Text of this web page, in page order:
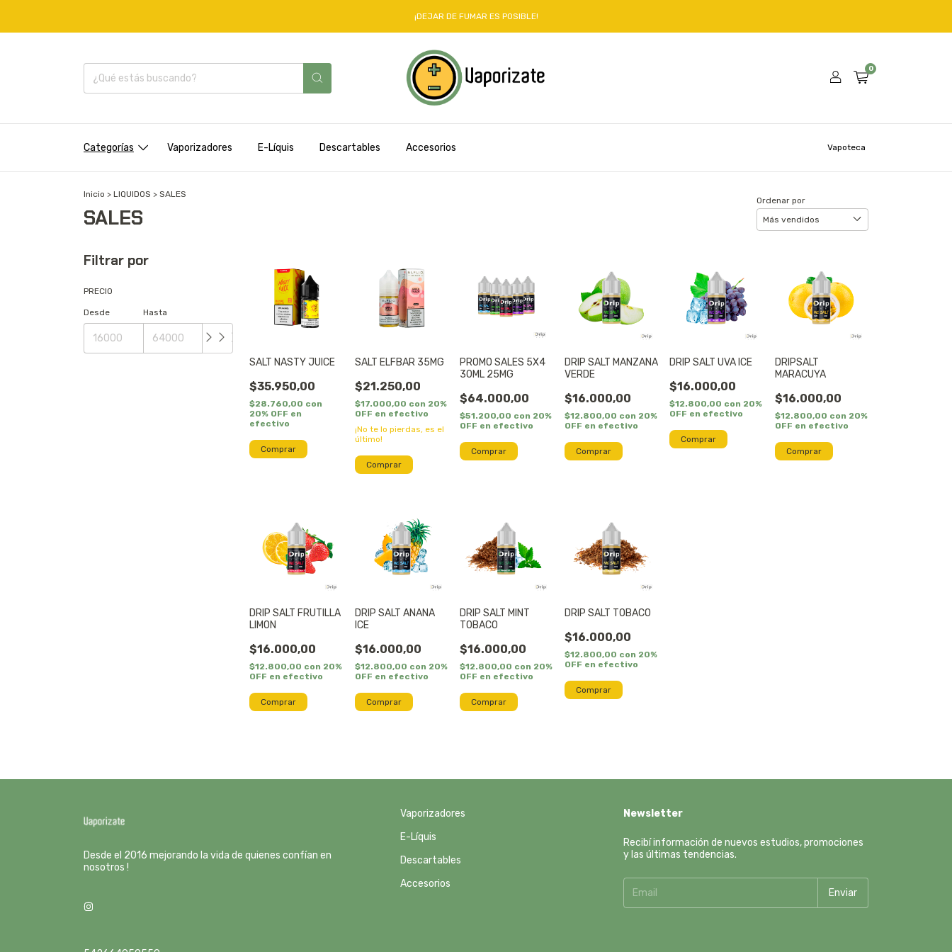
¡DEJAR DE FUMAR ES POSIBLE!
0
Categorías Vaporizadores E-Líquis Descartables Accesorios Vapoteca
Inicio > LIQUIDOS > SALES
SALES
Ordenar por
Filtrar por
PRECIO
Desde Hasta
SALT NASTY JUICE
$35.950,00
$28.760,00 con
20% OFF en
efectivo
Comprar
SALT ELFBAR 35MG
$21.250,00
$17.000,00 con 20%
OFF en efectivo
¡No te lo pierdas, es el
último!
Comprar
PROMO SALES 5X4
30ML 25MG
$64.000,00
$51.200,00 con 20%
OFF en efectivo
DRIP SALT MANZANA
VERDE
$16.000,00
$12.800,00 con 20%
OFF en efectivo
DRIP SALT UVA ICE
$16.000,00
$12.800,00 con 20%
OFF en efectivo
DRIPSALT
MARACUYA
$16.000,00
$12.800,00 con 20%
OFF en efectivo
DRIP SALT FRUTILLA
LIMON
$16.000,00
$12.800,00 con 20%
OFF en efectivo
DRIP SALT ANANA
ICE
$16.000,00
$12.800,00 con 20%
OFF en efectivo
DRIP SALT MINT
TOBACO
$16.000,00
$12.800,00 con 20%
OFF en efectivo
DRIP SALT TOBACO
$16.000,00
$12.800,00 con 20%
OFF en efectivo
Desde el 2016 mejorando la vida de quienes confían en
nosotros !
Vaporizadores
E-Líquis
Descartables
Accesorios
Newsletter
Recibí información de nuevos estudios, promociones
y las últimas tendencias.